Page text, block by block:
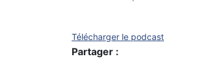
Télécharger le podcast
Partager :